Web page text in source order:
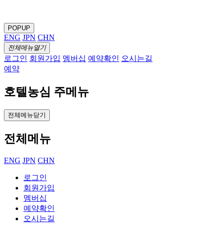
POPUP
ENG JPN CHN
전체메뉴열기
로그인 회원가입 멤버십 예약확인 오시는길
예약
호텔농심 주메뉴
전체메뉴닫기
전체메뉴
ENG JPN CHN
로그인
회원가입
멤버십
예약확인
오시는길